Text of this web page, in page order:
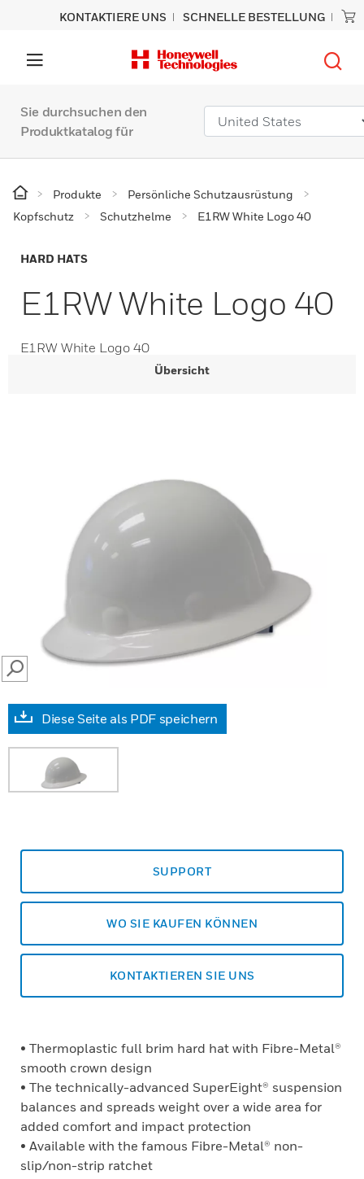
KONTAKTIERE UNS SCHNELLE BESTELLUNG
Sie durchsuchen den
Produktkatalog für
Produkte
Persönliche Schutzausrüstung
Kopfschutz
Schutzhelme E1RW White Logo 40
HARD HATS
E1RW White Logo 40
E1RW White Logo 40
Übersicht
SEARCH
Diese Seite als PDF speichern
SUPPORT
WO SIE KAUFEN KÖNNEN
KONTAKTIEREN SIE UNS
• Thermoplastic full brim hard hat with Fibre-Metal®
smooth crown design
• The technically-advanced SuperEight® suspension
balances and spreads weight over a wide area for
added comfort and impact protection
• Available with the famous Fibre-Metal® non-
slip/non-strip ratchet